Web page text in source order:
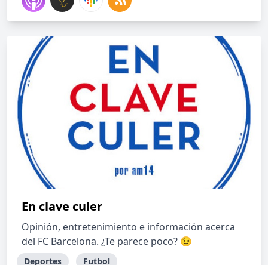
En clave culer
Opinión, entretenimiento e información acerca
del FC Barcelona. ¿Te parece poco? 😉
Deportes Futbol